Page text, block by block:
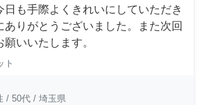
日も手際よくきれいにしていただき
ありがとうございました。また次回
願いいたします。
ト
/ 50代 / 埼玉県